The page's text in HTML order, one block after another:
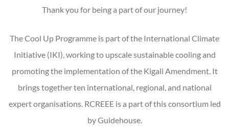
Thank you for being a part of our journey!
The Cool Up Programme is part of the International Climate
Initiative (IKI), working to upscale sustainable cooling and
promoting the implementation of the Kigali Amendment. It
brings together ten international, regional, and national
expert organisations. RCREEE is a part of this consortium led
by Guidehouse.